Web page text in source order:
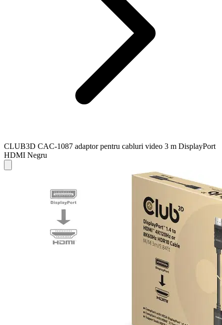
CLUB3D CAC-1087 adaptor pentru cabluri video 3 m DisplayPort
HDMI Negru